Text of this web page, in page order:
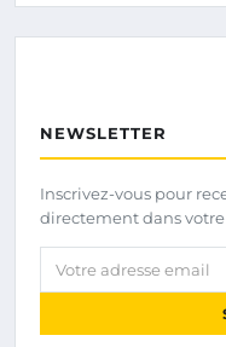
NEWSLETTER
Inscrivez-vous pour
directement dans
Votre adresse email